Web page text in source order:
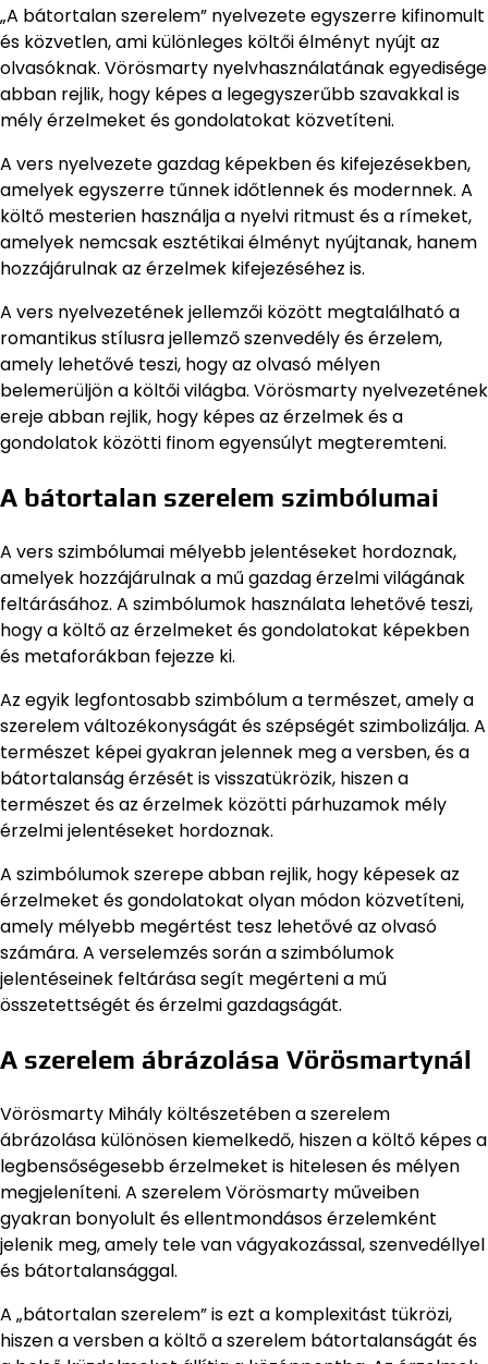
„A bátortalan szerelem” nyelvezete egyszerre kifinomult
és közvetlen, ami különleges költői élményt nyújt az
olvasóknak. Vörösmarty nyelvhasználatának egyedisége
abban rejlik, hogy képes a legegyszerűbb szavakkal is
mély érzelmeket és gondolatokat közvetíteni.
A vers nyelvezete gazdag képekben és kifejezésekben,
amelyek egyszerre tűnnek időtlennek és modernnek. A
költő mesterien használja a nyelvi ritmust és a rímeket,
amelyek nemcsak esztétikai élményt nyújtanak, hanem
hozzájárulnak az érzelmek kifejezéséhez is.
A vers nyelvezetének jellemzői között megtalálható a
romantikus stílusra jellemző szenvedély és érzelem,
amely lehetővé teszi, hogy az olvasó mélyen
belemerüljön a költői világba. Vörösmarty nyelvezetének
ereje abban rejlik, hogy képes az érzelmek és a
gondolatok közötti finom egyensúlyt megteremteni.
A bátortalan szerelem szimbólumai
A vers szimbólumai mélyebb jelentéseket hordoznak,
amelyek hozzájárulnak a mű gazdag érzelmi világának
feltárásához. A szimbólumok használata lehetővé teszi,
hogy a költő az érzelmeket és gondolatokat képekben
és metaforákban fejezze ki.
Az egyik legfontosabb szimbólum a természet, amely a
szerelem változékonyságát és szépségét szimbolizálja. A
természet képei gyakran jelennek meg a versben, és a
bátortalanság érzését is visszatükrözik, hiszen a
természet és az érzelmek közötti párhuzamok mély
érzelmi jelentéseket hordoznak.
A szimbólumok szerepe abban rejlik, hogy képesek az
érzelmeket és gondolatokat olyan módon közvetíteni,
amely mélyebb megértést tesz lehetővé az olvasó
számára. A verselemzés során a szimbólumok
jelentéseinek feltárása segít megérteni a mű
összetettségét és érzelmi gazdagságát.
A szerelem ábrázolása Vörösmartynál
Vörösmarty Mihály költészetében a szerelem
ábrázolása különösen kiemelkedő, hiszen a költő képes a
legbensőségesebb érzelmeket is hitelesen és mélyen
megjeleníteni. A szerelem Vörösmarty műveiben
gyakran bonyolult és ellentmondásos érzelemként
jelenik meg, amely tele van vágyakozással, szenvedéllyel
és bátortalansággal.
A „bátortalan szerelem” is ezt a komplexitást tükrözi,
hiszen a versben a költő a szerelem bátortalanságát és